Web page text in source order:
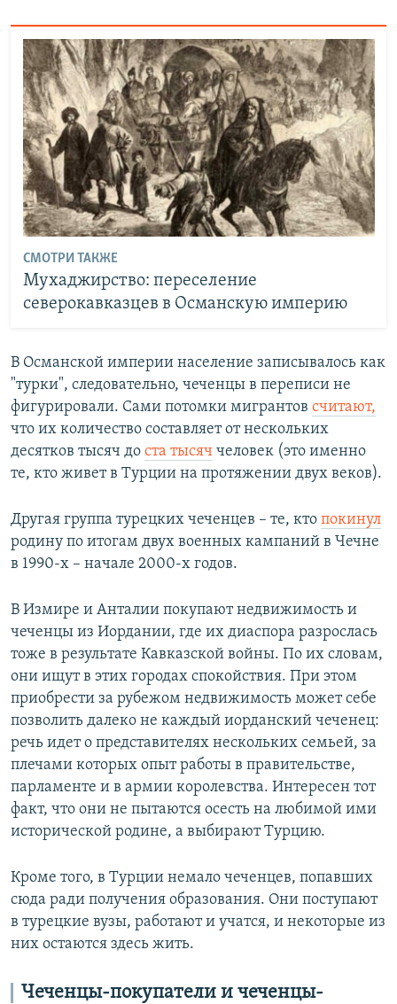
СМОТРИ ТАКЖЕ
Мухаджирство: переселение
северокавказцев в Османскую империю
В Османской империи население записывалось как
"турки", следовательно, чеченцы в переписи не
фигурировали. Сами потомки мигрантов считают,
что их количество составляет от нескольких
десятков тысяч до ста тысяч человек (это именно
те, кто живет в Турции на протяжении двух веков).
Другая группа турецких чеченцев – те, кто покинул
родину по итогам двух военных кампаний в Чечне
в 1990-х – начале 2000-х годов.
В Измире и Анталии покупают недвижимость и
чеченцы из Иордании, где их диаспора разрослась
тоже в результате Кавказской войны. По их словам,
они ищут в этих городах спокойствия. При этом
приобрести за рубежом недвижимость может себе
позволить далеко не каждый иорданский чеченец:
речь идет о представителях нескольких семьей, за
плечами которых опыт работы в правительстве,
парламенте и в армии королевства. Интересен тот
факт, что они не пытаются осесть на любимой ими
исторической родине, а выбирают Турцию.
Кроме того, в Турции немало чеченцев, попавших
сюда ради получения образования. Они поступают
в турецкие вузы, работают и учатся, и некоторые из
них остаются здесь жить.
Чеченцы-покупатели и чеченцы-